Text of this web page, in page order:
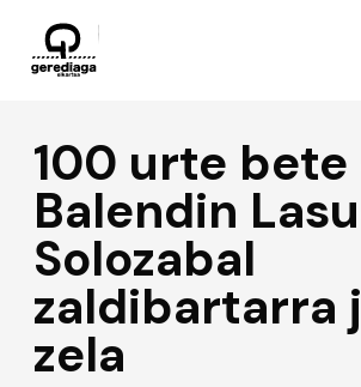
100 urte bete
Balendin
Solozabal
zaldibartarra
zela